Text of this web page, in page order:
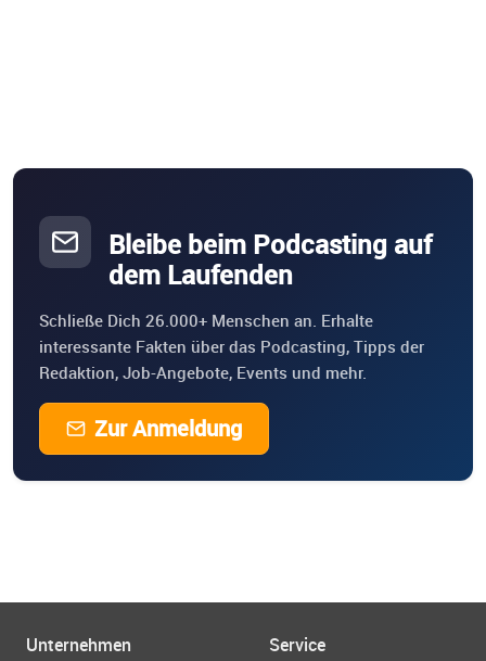
Bleibe beim Podcasting auf
dem Laufenden
Schließe Dich 26.000+ Menschen an. Erhalte
interessante Fakten über das Podcasting, Tipps der
Redaktion, Job-Angebote, Events und mehr.
Zur Anmeldung
Unternehmen Service